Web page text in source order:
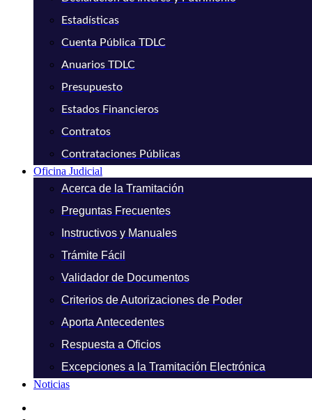
Estadísticas
Cuenta Pública TDLC
Anuarios TDLC
Presupuesto
Estados Financieros
Contratos
Contrataciones Públicas
Oficina Judicial
Acerca de la Tramitación
Preguntas Frecuentes
Instructivos y Manuales
Trámite Fácil
Validador de Documentos
Criterios de Autorizaciones de Poder
Aporta Antecedentes
Respuesta a Oficios
Excepciones a la Tramitación Electrónica
Noticias